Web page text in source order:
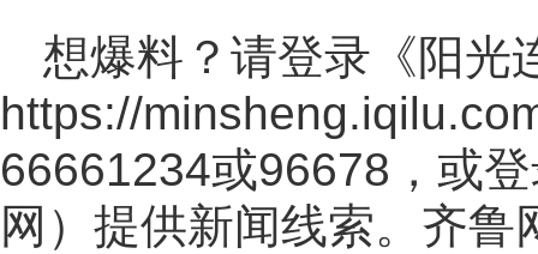
想爆料？请登录《阳光
https://
66661234或96678，或
网 ）提供新闻线索。齐鲁